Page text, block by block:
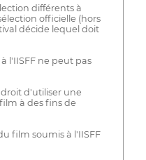
différents à
officielle (hors
décide lequel doit
l'IISFF ne peut pas
droit d'utiliser une
à des fins de
film soumis à l'IISFF